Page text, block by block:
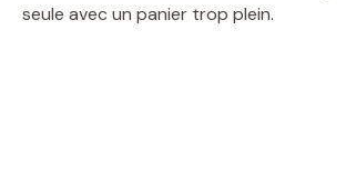
seule avec un panier trop plein.